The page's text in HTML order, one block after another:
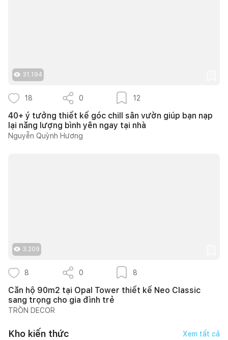
31.194
18 0 12
40+ ý tưởng thiết kế góc chill sân vườn giúp bạn nạp
lại năng lượng bình yên ngay tại nhà
Nguyễn Quỳnh Hương
3.209
8 0 8
Căn hộ 90m2 tại Opal Tower thiết kế Neo Classic
sang trọng cho gia đình trẻ
TRÒN DECOR
Kho kiến thức Xem tất cả